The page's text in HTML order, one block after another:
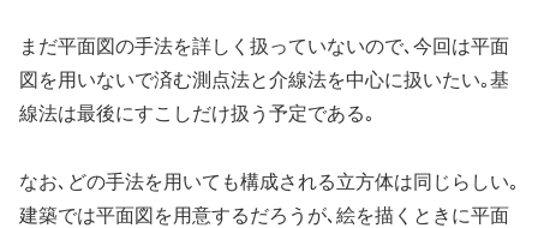
まだ平面図の手法を詳しく扱っていないので､今回は平面
図を用いないで済む測点法と介線法を中心に扱いたい｡基
線法は最後にすこしだけ扱う予定である｡
なお､どの手法を用いても構成される立方体は同じらしい｡
建築では平面図を用意するだろうが､絵を描くときに平面